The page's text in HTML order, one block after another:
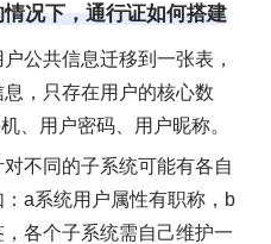
况下，通行证如何搭建
公共信息迁移到一张表，
，只存在用户的核心数
、用户密码、用户昵称。
不同的子系统可能有各自
a系统用户属性有职称，b
各个子系统需自己维护一